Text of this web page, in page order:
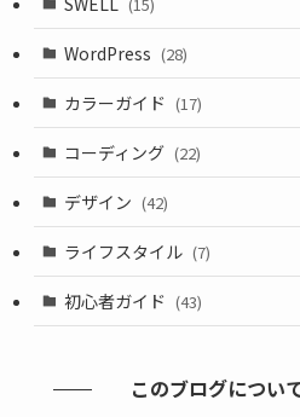
WordPress (28)
カラーガイド (17)
コーディング (22)
デザイン (42)
ライフスタイル (7)
初心者ガイド (43)
このブログについ